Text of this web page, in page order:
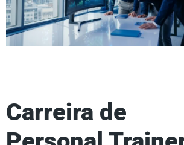
Carreira de